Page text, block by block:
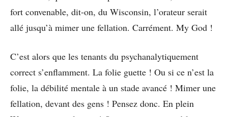
fort convenable, dit-on, du Wisconsin, l’orateur serait
allé jusqu’à mimer une fellation. Carrément. My God !
C’est alors que les tenants du psychanalytiquement
correct s’enflamment. La folie guette ! Ou si ce n’est la
folie, la débilité mentale à un stade avancé ! Mimer une
fellation, devant des gens ! Pensez donc. En plein